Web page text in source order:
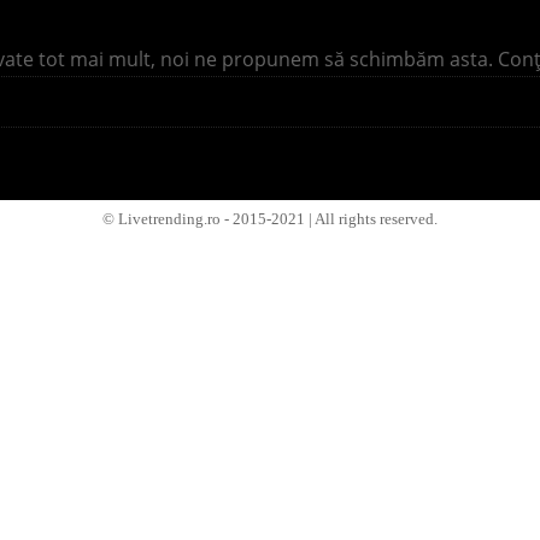
tot mai mult, noi ne propunem să schimbăm asta.
© Livetrending.ro - 2015-2021 | All rights reserved.